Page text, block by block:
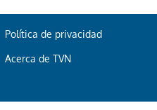
Política de privacidad
Acerca de TVN